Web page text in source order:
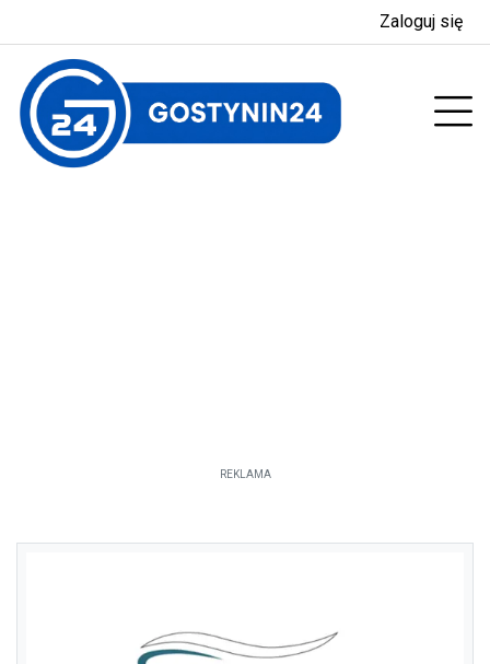
Zaloguj się
REKLAMA